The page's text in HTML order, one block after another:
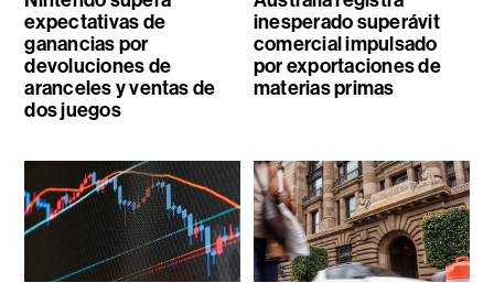
expectativas de
ganancias por
devoluciones de
aranceles y ventas de
dos juegos
inesperado superávit
comercial impulsado
por exportaciones de
materias primas